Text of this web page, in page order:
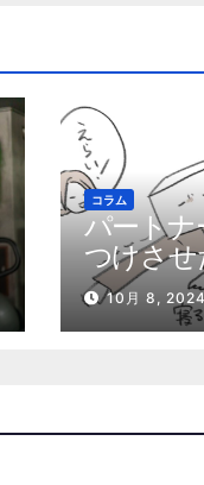
コラム
パートナ
つけさ
る、私が
2kg増や
10月 8,